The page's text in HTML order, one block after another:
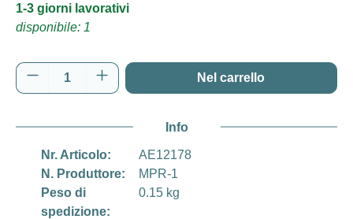
1-3 giorni lavorativi
disponibile: 1
Quantità del prodotto: inserisci la quantità
Nel carrello
Info
Nr. Articolo:
AE12178
N. Produttore:
MPR-1
Peso di
spedizione:
0.15 kg